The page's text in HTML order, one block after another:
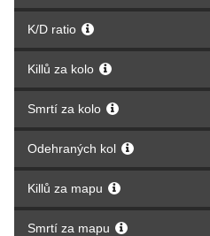
K/D ratio
Killů za kolo
Smrtí za kolo
Odehraných kol
Killů za mapu
Smrtí za mapu